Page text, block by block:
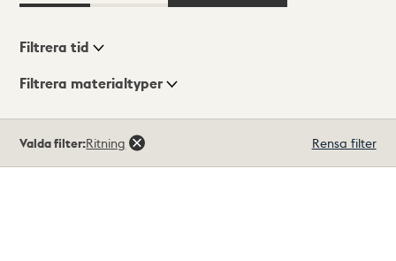
Visningsläge
Filtrera tid
Filtrera materialtyper
träffar
Valda filter:Ritning Rensa filter